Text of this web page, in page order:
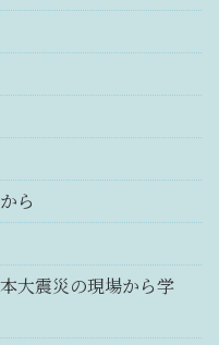
ら
大震災の現場から学